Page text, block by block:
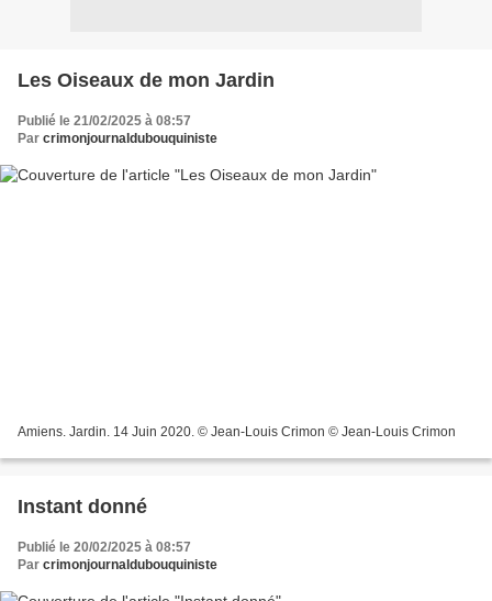
Les Oiseaux de mon Jardin
Publié le 21/02/2025 à 08:57
Par crimonjournaldubouquiniste
Amiens. Jardin. 14 Juin 2020. © Jean-Louis Crimon © Jean-Louis Crimon
Instant donné
Publié le 20/02/2025 à 08:57
Par crimonjournaldubouquiniste